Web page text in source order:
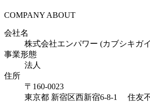
COMPANY ABOUT
会社名
株式会社エンパワー (カブシキガ
事業形態
法人
住所
〒 160-0023
東京都 新宿区西新宿6-8-1 住友